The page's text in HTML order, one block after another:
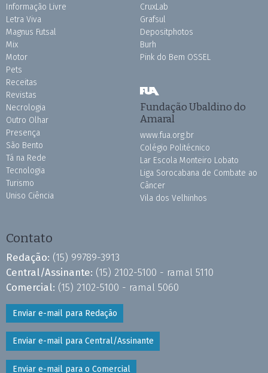
Informação Livre
Letra Viva
Magnus Futsal
Mix
Motor
Pets
Receitas
Revistas
Necrologia
Outro Olhar
Presença
São Bento
Tá na Rede
Tecnologia
Turismo
Uniso Ciência
CruxLab
Grafsul
Depositphotos
Burh
Pink do Bem OSSEL
Fundação Ubaldino do
Amaral
www.fua.org.br
Colégio Politécnico
Lar Escola Monteiro Lobato
Liga Sorocabana de Combate ao
Câncer
Vila dos Velhinhos
Contato
Redação: (15) 99789-3913
Central/Assinante: (15) 2102-5100 - ramal 5110
Comercial: (15) 2102-5100 - ramal 5060
Enviar e-mail para Redação
Enviar e-mail para Central/Assinante
Enviar e-mail para o Comercial